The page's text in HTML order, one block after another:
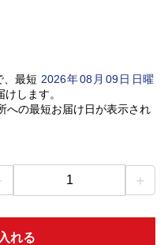
、最短 2026年08 月 09日日曜
けします。
への最短お届け日が表示され
1 ＋
れる